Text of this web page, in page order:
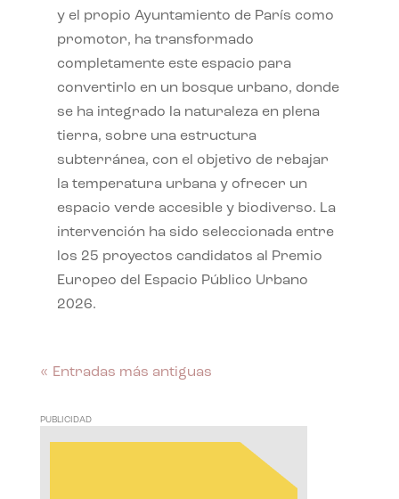
y el propio Ayuntamiento de París como
promotor, ha transformado
completamente este espacio para
convertirlo en un bosque urbano, donde
se ha integrado la naturaleza en plena
tierra, sobre una estructura
subterránea, con el objetivo de rebajar
la temperatura urbana y ofrecer un
espacio verde accesible y biodiverso. La
intervención ha sido seleccionada entre
los 25 proyectos candidatos al Premio
Europeo del Espacio Público Urbano
2026.
« Entradas más antiguas
PUBLICIDAD